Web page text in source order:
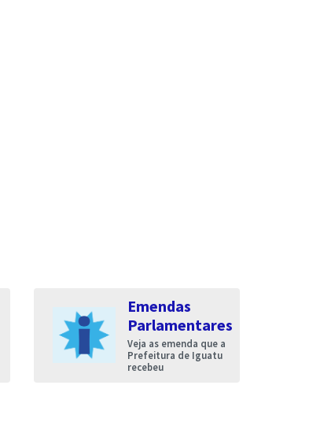
Emendas
Parlamentares
Veja as emenda que a
Prefeitura de Iguatu
recebeu